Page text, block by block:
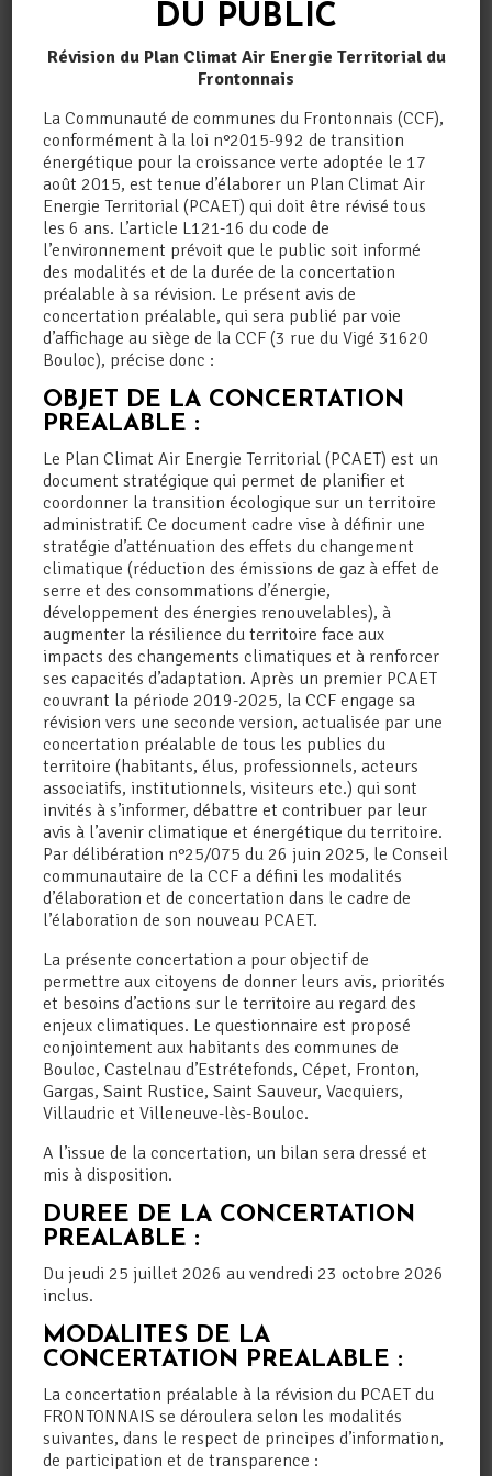
Economie ,Promotion du territoire
Des fleurs, du métal et des violons :
immersion chez les artisans du
Frontonnais Pour découvrir celles et ceux
qui font vivre les zones d'activités et
animent les centres-bourgs du
Frontonnais, rien ne remplace le contact
de terrain. Mercredi 3 juin, Sandrine
Sigal,...
LE PRINTEMPS DE LA RANDO
REVIENT POUR UNE
NOUVELLE ÉDITION !
Loisirs,Œnotourisme,Promotion du
territoire ,Tourisme
Le 23 mai 2026, la Communauté de
Communes du Frontonnais vous propose
de (re)découvrir le territoire du
Frontonnais, lors d'une balade dans les
vignes. Balade de 12 km à travers les
vignes de l'appellation Fronton. Par beau
temps, les paysages vallonnés laissent un...
DES BROYEURS DE VEGETAUX
A TARIF PREFERENTIEL
Déchets Ecologie , Environnement,
Général,PCAET
Un partenariat entre la Communauté de
Communes du Frontonnais et KILOUTOU
DU PUBLIC
Révision du Plan Climat Air Energie Territorial du
Frontonnais
La Communauté de communes du Frontonnais (CCF),
conformément à la loi n°2015-992 de transition
énergétique pour la croissance verte adoptée le 17
août 2015, est tenue d’élaborer un Plan Climat Air
Energie Territorial (PCAET) qui doit être révisé tous
les 6 ans. L’article L121-16 du code de
l’environnement prévoit que le public soit informé
des modalités et de la durée de la concertation
préalable à sa révision. Le présent avis de
concertation préalable, qui sera publié par voie
d’affichage au siège de la CCF (3 rue du Vigé 31620
Bouloc), précise donc :
OBJET DE LA CONCERTATION
PREALABLE :
Le Plan Climat Air Energie Territorial (PCAET) est un
document stratégique qui permet de planifier et
coordonner la transition écologique sur un territoire
administratif. Ce document cadre vise à définir une
stratégie d’atténuation des effets du changement
climatique (réduction des émissions de gaz à effet de
serre et des consommations d’énergie,
développement des énergies renouvelables), à
augmenter la résilience du territoire face aux
impacts des changements climatiques et à renforcer
ses capacités d’adaptation. Après un premier PCAET
couvrant la période 2019-2025, la CCF engage sa
révision vers une seconde version, actualisée par une
concertation préalable de tous les publics du
territoire (habitants, élus, professionnels, acteurs
associatifs, institutionnels, visiteurs etc.) qui sont
invités à s’informer, débattre et contribuer par leur
avis à l’avenir climatique et énergétique du territoire.
Par délibération n°25/075 du 26 juin 2025, le Conseil
communautaire de la CCF a défini les modalités
d’élaboration et de concertation dans le cadre de
l’élaboration de son nouveau PCAET.
La présente concertation a pour objectif de
permettre aux citoyens de donner leurs avis, priorités
et besoins d’actions sur le territoire au regard des
enjeux climatiques. Le questionnaire est proposé
conjointement aux habitants des communes de
Bouloc, Castelnau d’Estrétefonds, Cépet, Fronton,
Gargas, Saint Rustice, Saint Sauveur, Vacquiers,
Villaudric et Villeneuve-lès-Bouloc.
A l’issue de la concertation, un bilan sera dressé et
mis à disposition.
DUREE DE LA CONCERTATION
PREALABLE :
Du jeudi 25 juillet 2026 au vendredi 23 octobre 2026
inclus.
MODALITES DE LA
CONCERTATION PREALABLE :
La concertation préalable à la révision du PCAET du
FRONTONNAIS se déroulera selon les modalités
suivantes, dans le respect de principes d’information,
de participation et de transparence :